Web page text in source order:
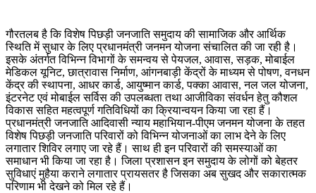
गौरतलब है कि विशेष पिछड़ी जनजाति समुदाय की सामाजिक और आर्थिक
स्थिति में सुधार के लिए प्रधानमंत्री जनमन योजना संचालित की जा रही है।
इसके अंतर्गत विभिन्न विभागों के समन्वय से पेयजल, आवास, सड़क, मोबाईल
मेडिकल यूनिट, छात्रावास निर्माण, आंगनबाड़ी केंद्रों के माध्यम से पोषण, वनधन
केंद्र की स्थापना, आधर कार्ड, आयुष्मान कार्ड, पक्का आवास, नल जल योजना,
इंटरनेट एवं मोबाईल सर्विस की उपलब्धता तथा आजीविका संवर्धन हेतु कौशल
विकास सहित महत्वपूर्ण गतिविधियों का क्रियान्वयन किया जा रहा हैं।
प्रधानमंत्री जनजाति आदिवासी न्याय महाभियान-पीएम जनमन योजना के तहत
विशेष पिछड़ी जनजाति परिवारों को विभिन्न योजनाओं का लाभ देने के लिए
लगातार शिविर लगाए जा रहे हैं। साथ ही इन परिवारों की समस्याओं का
समाधान भी किया जा रहा है। जिला प्रशासन इन समुदाय के लोगों को बेहतर
सुविधाएं मुहैया कराने लगातार प्रायसतर है जिसका अब सुखद और सकारात्मक
परिणाम भी देखने को मिल रहे हैं।